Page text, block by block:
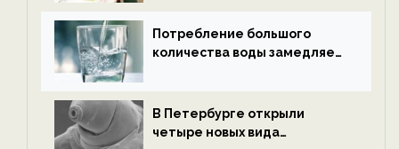
Потребление большого
количества воды замедляет
В Петербурге открыли
четыре новых вида